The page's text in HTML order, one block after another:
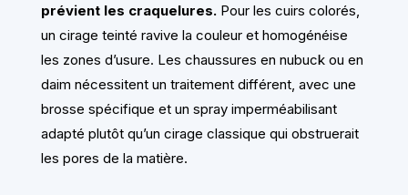
prévient les craquelures.Pour les cuirs colorés,
un cirage teinté ravive la couleur et homogénéise
les zones d’usure. Les chaussures en nubuck ou en
daim nécessitent un traitement différent, avec une
brosse spécifique et un spray imperméabilisant
adapté plutôt qu’un cirage classique qui obstruerait
les pores de la matière.